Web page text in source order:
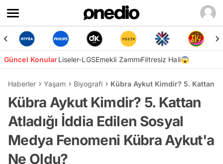
Güncel KonularLiseler-LGSEmekli ZammıFiltresiz Hali😱
Haberler Yaşam Biyografi Kübra Aykut Kimdir? 5. Kattan
Kübra Aykut Kimdir? 5. Kattan
Atladığı İddia Edilen Sosyal
Medya Fenomeni Kübra Aykut'a
Ne Oldu?